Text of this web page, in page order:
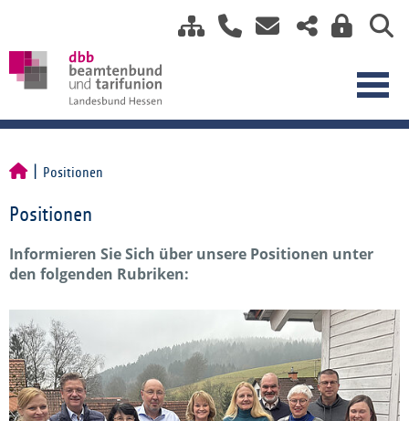
Positionen
Positionen
Informieren Sie Sich über unsere Positionen unter
den folgenden Rubriken: